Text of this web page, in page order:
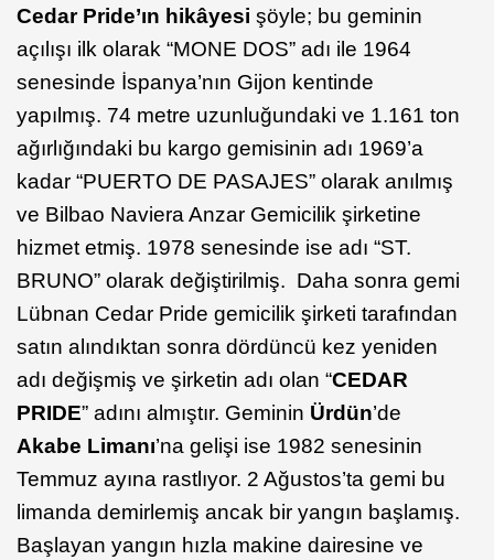
Cedar Pride’ın hikâyesi şöyle; bu geminin
açılışı ilk olarak “MONE DOS” adı ile 1964
senesinde İspanya’nın Gijon kentinde
yapılmış. 74 metre uzunluğundaki ve 1.161 ton
ağırlığındaki bu kargo gemisinin adı 1969’a
kadar “PUERTO DE PASAJES” olarak anılmış
ve Bilbao Naviera Anzar Gemicilik şirketine
hizmet etmiş. 1978 senesinde ise adı “ST.
BRUNO” olarak değiştirilmiş. Daha sonra gemi
Lübnan Cedar Pride gemicilik şirketi tarafından
satın alındıktan sonra dördüncü kez yeniden
adı değişmiş ve şirketin adı olan “CEDAR
PRIDE” adını almıştır. Geminin Ürdün’de
Akabe Limanı’na gelişi ise 1982 senesinin
Temmuz ayına rastlıyor. 2 Ağustos’ta gemi bu
limanda demirlemiş ancak bir yangın başlamış.
Başlayan yangın hızla makine dairesine ve